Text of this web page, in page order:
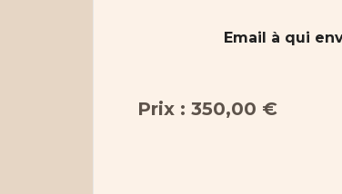
Email à qui
Prix : 350,00 €